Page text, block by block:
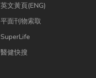
英文黃頁(ENG)
平面刊物索取
SuperLife
醫健快搜